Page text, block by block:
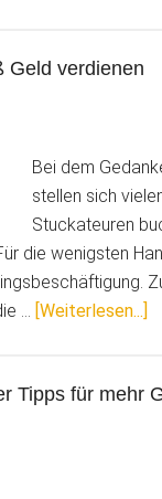
Geld verdienen
Bei dem
stellen sich
Stuckateuren
die wenigsten
… [Weiterlesen...]
Tipps für mehr